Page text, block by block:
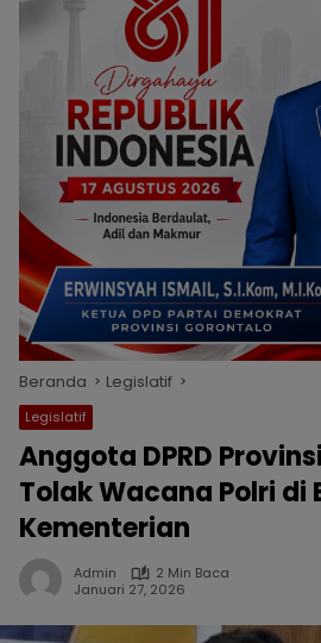
Beranda Legislatif
Legislatif
Anggota DPRD
Tolak Wacana Polri di
Kementerian
Admin
2 Min Baca
Januari 27, 2026